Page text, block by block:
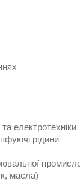
електротехніки
рідини
масла)